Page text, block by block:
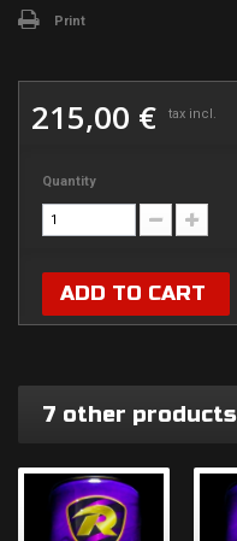
Print
215,00 € tax incl.
Quantity
ADD TO CART
7 other